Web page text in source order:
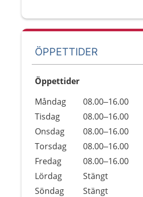
ÖPPETTIDER
Öppettider
Dag
Öppettider
Kommentarer
Måndag
08.00–16.00
Tisdag
08.00–16.00
Onsdag
08.00–16.00
Torsdag
08.00–16.00
Fredag
08.00–16.00
Lördag
Stängt
Söndag
Stängt